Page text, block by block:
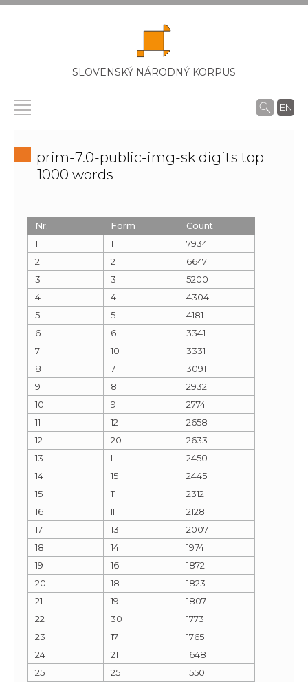
SLOVENSKÝ NÁRODNÝ KORPUS
EN
prim-7.0-public-img-sk digits top
1000 words
Nr. Form
Count
1
1
7934
2
2
6647
3
3
5200
4
4
4304
5
5
4181
6
6
3341
7
10
3331
8
7
3091
9
8
2932
10
9
2774
11
12
2658
12
20
2633
13
I
2450
14
15
2445
15
11
2312
16
II
2128
17
13
2007
18
14
1974
19
16
1872
20
18
1823
21
19
1807
22
30
1773
23
17
1765
24
21
1648
25
25
1550